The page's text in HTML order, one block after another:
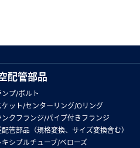
配管部品
ンプ/ボルト
ケット/センターリング/Oリング
ンクフランジ/パイプ付きフランジ
管部品（規格変換、サイズ変換含む）
キシブルチューブ/ベローズ